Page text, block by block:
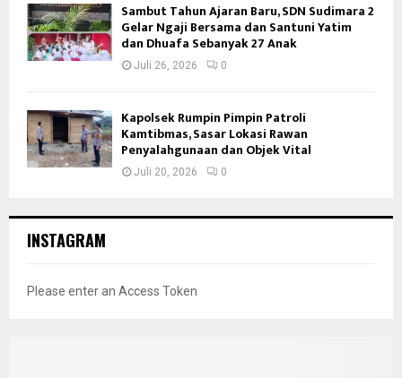
Sambut Tahun Ajaran Baru, SDN Sudimara 2
Gelar Ngaji Bersama dan Santuni Yatim
dan Dhuafa Sebanyak 27 Anak
Juli 26, 2026 0
Kapolsek Rumpin Pimpin Patroli
Kamtibmas, Sasar Lokasi Rawan
Penyalahgunaan dan Objek Vital
Juli 20, 2026 0
INSTAGRAM
Please enter an Access Token